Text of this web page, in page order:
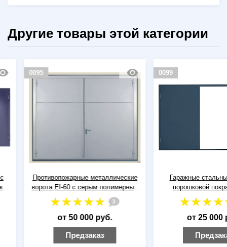
Другие товары этой категории
Противопожарные металлические
ворота EI-60 с серым полимерным
окрашиванием по RAL
3
от 50 000 руб.
Предзаказ
Гаражные стальные
порошковой
утепления)
от 25 000 руб.
Предзаказ